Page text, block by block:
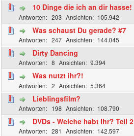
10 Dinge die ich an dir hasse!
203 105.942
Was schaust Du gerade? #7
247 144.045
Dirty Dancing
8 9.394
Was nutzt ihr?!
2 5.364
Lieblingsfilm?
198 108.790
DVDs - Welche habt Ihr? Teil 2
281 142.597